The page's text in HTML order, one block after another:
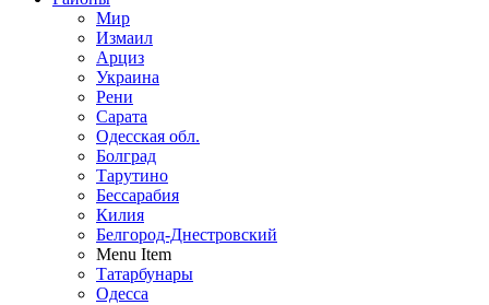
Мир
Измаил
Арциз
Украина
Рени
Сарата
Одесская обл.
Болград
Тарутино
Бессарабия
Килия
Белгород-Днестровский
Menu Item
Татарбунары
Одесса